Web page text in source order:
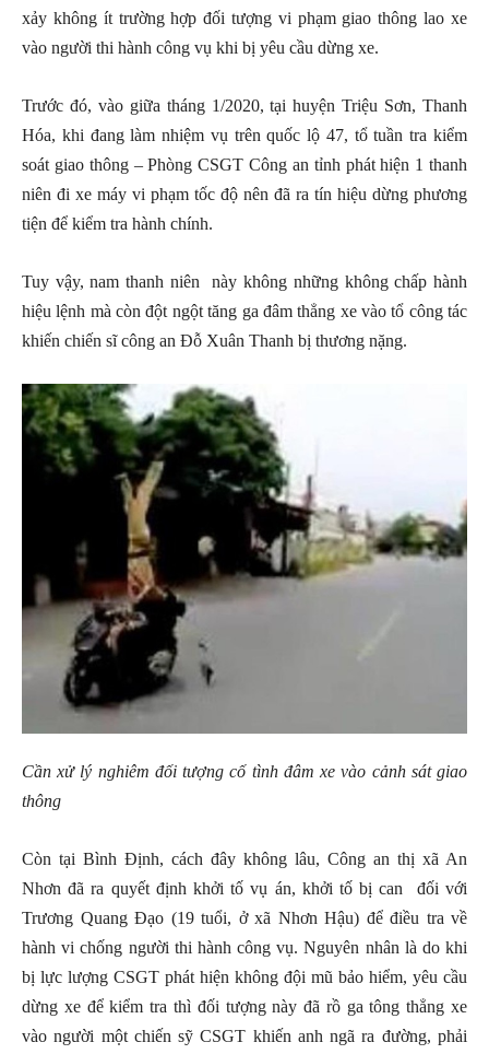
xảy không ít trường hợp đối tượng vi phạm giao thông lao xe
vào người thi hành công vụ khi bị yêu cầu dừng xe.
Trước đó, vào giữa tháng 1/2020, tại huyện Triệu Sơn, Thanh
Hóa, khi đang làm nhiệm vụ trên quốc lộ 47, tổ tuần tra kiểm
soát giao thông – Phòng CSGT Công an tỉnh phát hiện 1 thanh
niên đi xe máy vi phạm tốc độ nên đã ra tín hiệu dừng phương
tiện để kiểm tra hành chính.
Tuy vậy, nam thanh niên này không những không chấp hành
hiệu lệnh mà còn đột ngột tăng ga đâm thẳng xe vào tổ công tác
khiến chiến sĩ công an Đỗ Xuân Thanh bị thương nặng.
Cần xử lý nghiêm đối tượng cố tình đâm xe vào cảnh sát giao
thông
Còn tại Bình Định, cách đây không lâu, Công an thị xã An
Nhơn đã ra quyết định khởi tố vụ án, khởi tố bị can đối với
Trương Quang Đạo (19 tuổi, ở xã Nhơn Hậu) để điều tra về
hành vi chống người thi hành công vụ. Nguyên nhân là do khi
bị lực lượng CSGT phát hiện không đội mũ bảo hiểm, yêu cầu
dừng xe để kiểm tra thì đối tượng này đã rồ ga tông thẳng xe
vào người một chiến sỹ CSGT khiến anh ngã ra đường, phải